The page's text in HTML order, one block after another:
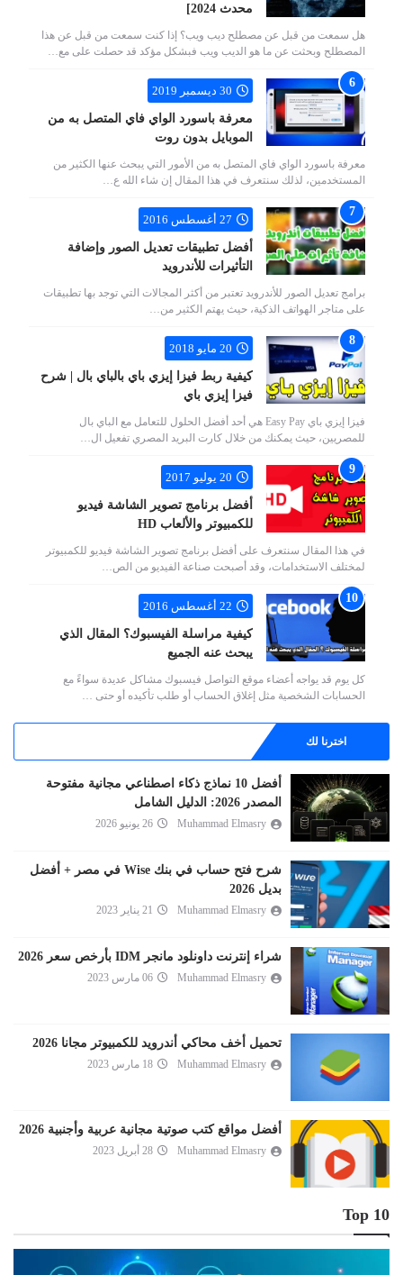
محدث 2024]
هل سمعت من قبل عن مصطلح ديب ويب؟ إذا كنت سمعت من قبل عن هذا
المصطلح وبحثت عن ما هو الديب ويب فبشكل مؤكد قد حصلت على مع…
30 ديسمبر 2019
معرفة باسورد الواي فاي المتصل به من
الموبايل بدون روت
معرفة باسورد الواي فاي المتصل به من الأمور التي يبحث عنها الكثير من
المستخدمين، لذلك سنتعرف في هذا المقال إن شاء الله ع…
27 أغسطس 2016
أفضل تطبيقات تعديل الصور وإضافة
التأثيرات للأندرويد
برامج تعديل الصور للأندرويد تعتبر من أكثر المجالات التي توجد بها تطبيقات
على متاجر الهواتف الذكية، حيث يهتم الكثير من…
20 مايو 2018
كيفية ربط فيزا إيزي باي بالباي بال | شرح
فيزا إيزي باي
فيزا إيزي باي Easy Pay هي أحد أفضل الحلول للتعامل مع الباي بال
للمصريين، حيث يمكنك من خلال كارت البريد المصري تفعيل ال…
20 يوليو 2017
أفضل برنامج تصوير الشاشة فيديو
للكمبيوتر والألعاب HD
في هذا المقال سنتعرف على أفضل برنامج تصوير الشاشة فيديو للكمبيوتر
لمختلف الاستخدامات، وقد أصبحت صناعة الفيديو من الص…
22 أغسطس 2016
كيفية مراسلة الفيسبوك؟ المقال الذي
يبحث عنه الجميع
كل يوم قد يواجه أعضاء موقع التواصل فيسبوك مشاكل عديدة سواءً مع
الحسابات الشخصية مثل إغلاق الحساب أو طلب تأكيده أو حتى …
اخترنا لك
أفضل 10 نماذج ذكاء اصطناعي مجانية مفتوحة
المصدر 2026: الدليل الشامل
Muhammad Elmasry 26 يونيو 2026
شرح فتح حساب في بنك Wise في مصر + أفضل
بديل 2026
Muhammad Elmasry 21 يناير 2023
شراء إنترنت داونلود مانجر IDM بأرخص سعر 2026
Muhammad Elmasry 06 مارس 2023
تحميل أخف محاكي أندرويد للكمبيوتر مجانا 2026
Muhammad Elmasry 18 مارس 2023
أفضل مواقع كتب صوتية مجانية عربية وأجنبية 2026
Muhammad Elmasry 28 أبريل 2023
Top 10